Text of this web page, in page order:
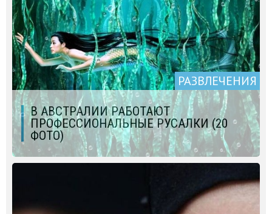
РАЗВЛЕЧЕНИЯ
В АВСТРАЛИИ РАБОТАЮТ
ПРОФЕССИОНАЛЬНЫЕ РУСАЛКИ (20
ФОТО)